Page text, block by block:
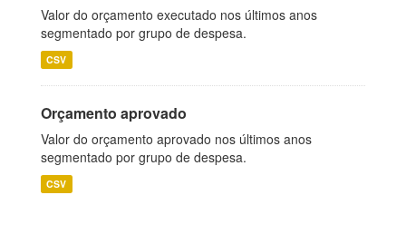
Valor do orçamento executado nos últimos anos
segmentado por grupo de despesa.
CSV
Orçamento aprovado
Valor do orçamento aprovado nos últimos anos
segmentado por grupo de despesa.
CSV